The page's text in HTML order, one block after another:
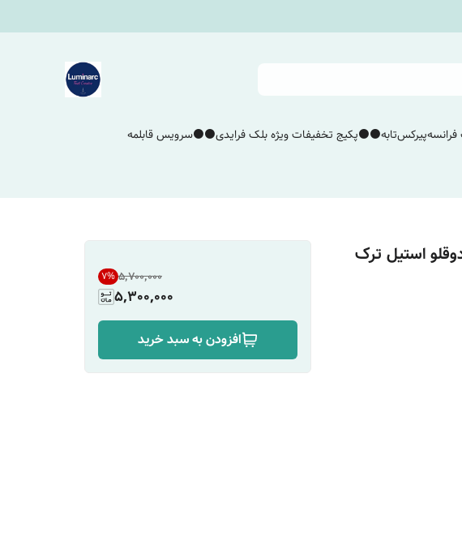
پیرکستابه⚫️⚫️پکیج تخفیفات ویژه بلک فرایدی⚫️⚫️سرویس قابلمه
استیل ترک
۵٬۷۰۰٬۰۰۰ 7%
5,300,000
افزودن به سبد خرید